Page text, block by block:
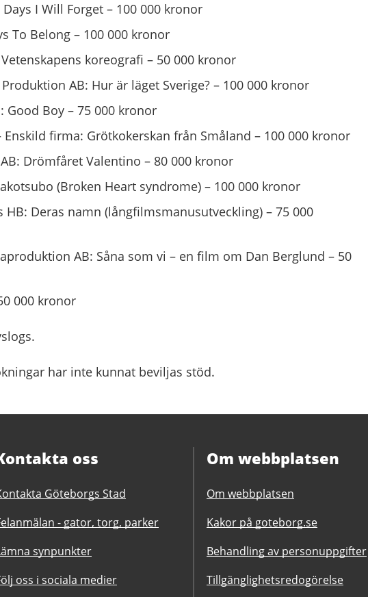
I Will Forget – 100 000 kronor
To Belong – 100 000 kronor
koreografi – 50 000 kronor
AB: Hur är läget Sverige? – 100 000 kronor
Good Boy – 75 000 kronor
firma: Grötkokerskan från Småland – 100 000 kronor
Drömfåret Valentino – 80 000 kronor
(Broken Heart syndrome) – 100 000 kronor
HB: Deras namn (långfilmsmanusutveckling) – 75 000
AB: Såna som vi – en film om Dan Berglund – 50
000 kronor
har inte kunnat beviljas stöd.
oss
Göteborgs Stad
- gator, torg, parker
synpunkter
oss i sociala medier
Om webbplatsen
Om webbplatsen
Kakor på goteborg.se
Behandling av personuppgifter
Tillgänglighetsredogörelse